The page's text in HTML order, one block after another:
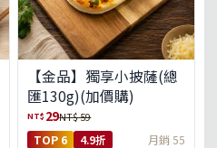
【金品】獨享小披薩(總
匯130g)(加價購)
NT$ 29NT$ 59
TOP 6 4.9折 月銷 55